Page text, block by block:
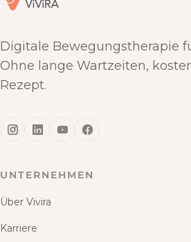
Digitale Bewegungstherapie
Ohne lange Wartzeiten,
Rezept.
UNTERNEHMEN
Über Vivira
Karriere